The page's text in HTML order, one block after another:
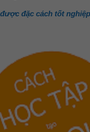
đặc cách tốt nghiệp